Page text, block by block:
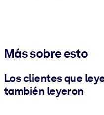
Más sobre esto
Los clientes que
también leyeron